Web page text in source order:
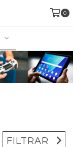
0
FILTRAR